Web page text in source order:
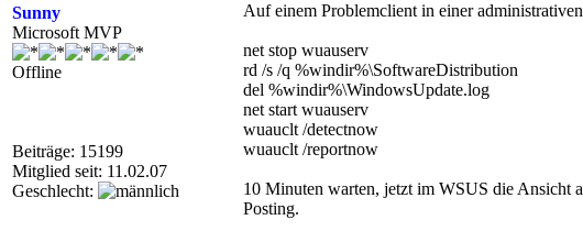
Sunny
Microsoft MVP
Offline
Beiträge: 15199
Mitglied seit: 11.02.07
Geschlecht:
Auf einem Problemclient in einer
net stop wuauserv
rd /s /q %windir%\SoftwareDistribution
del %windir%\WindowsUpdate.log
net start wuauserv
wuauclt /detectnow
wuauclt /reportnow
10 Minuten warten, jetzt im WSUS die Ansicht
Posting.